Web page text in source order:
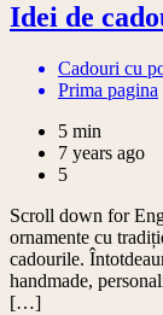
Idei de
Cadouri cu
Prima pagina
5 min
7 years ago
5
Scroll down for
ornamente cu
cadourile.
handmade,
[…]